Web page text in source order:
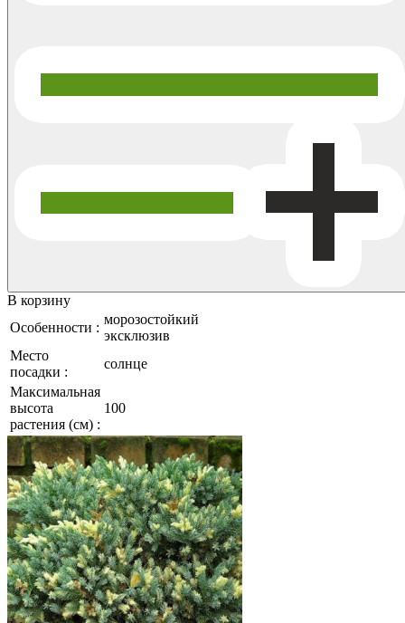
В корзину
Особенности :
морозостойкий
эксклюзив
Место
посадки :
солнце
Максимальная
высота
растения (см) :
100